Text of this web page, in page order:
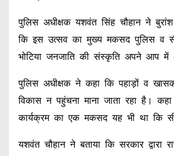
पुलिस अधीक्षक यशवंत सिंह चौहान ने
कि इस उत्सव का मुख्य मकसद पुलिस व
भोटिया जनजाति की संस्कृति अपने आप में
पुलिस अधीक्षक ने कहा कि पहाड़ों व
विकास न पहुंचना माना जाता रहा है।
कार्यक्रम का एक मकसद यह भी था कि
यशवंत चौहान ने बताया कि सरकार